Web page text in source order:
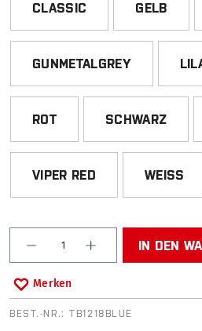
CLASSIC GELB
GUNMETALGREY
ROT SCHWARZ
VIPER RED WEISS
Produkt Anzahl: Gib den
IN DEN
Merken
BEST.-NR.:TB1218BLUE